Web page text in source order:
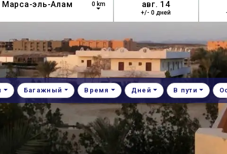
0 km
+/- 0 дней
Багажный Время Дней В пути